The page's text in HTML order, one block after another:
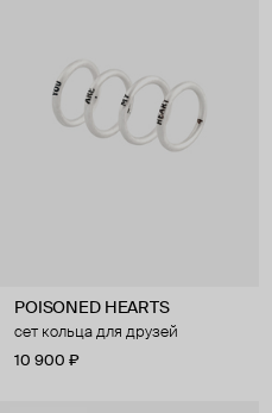
POISONED HEARTS
сет кольца для друзей
10 900 ₽